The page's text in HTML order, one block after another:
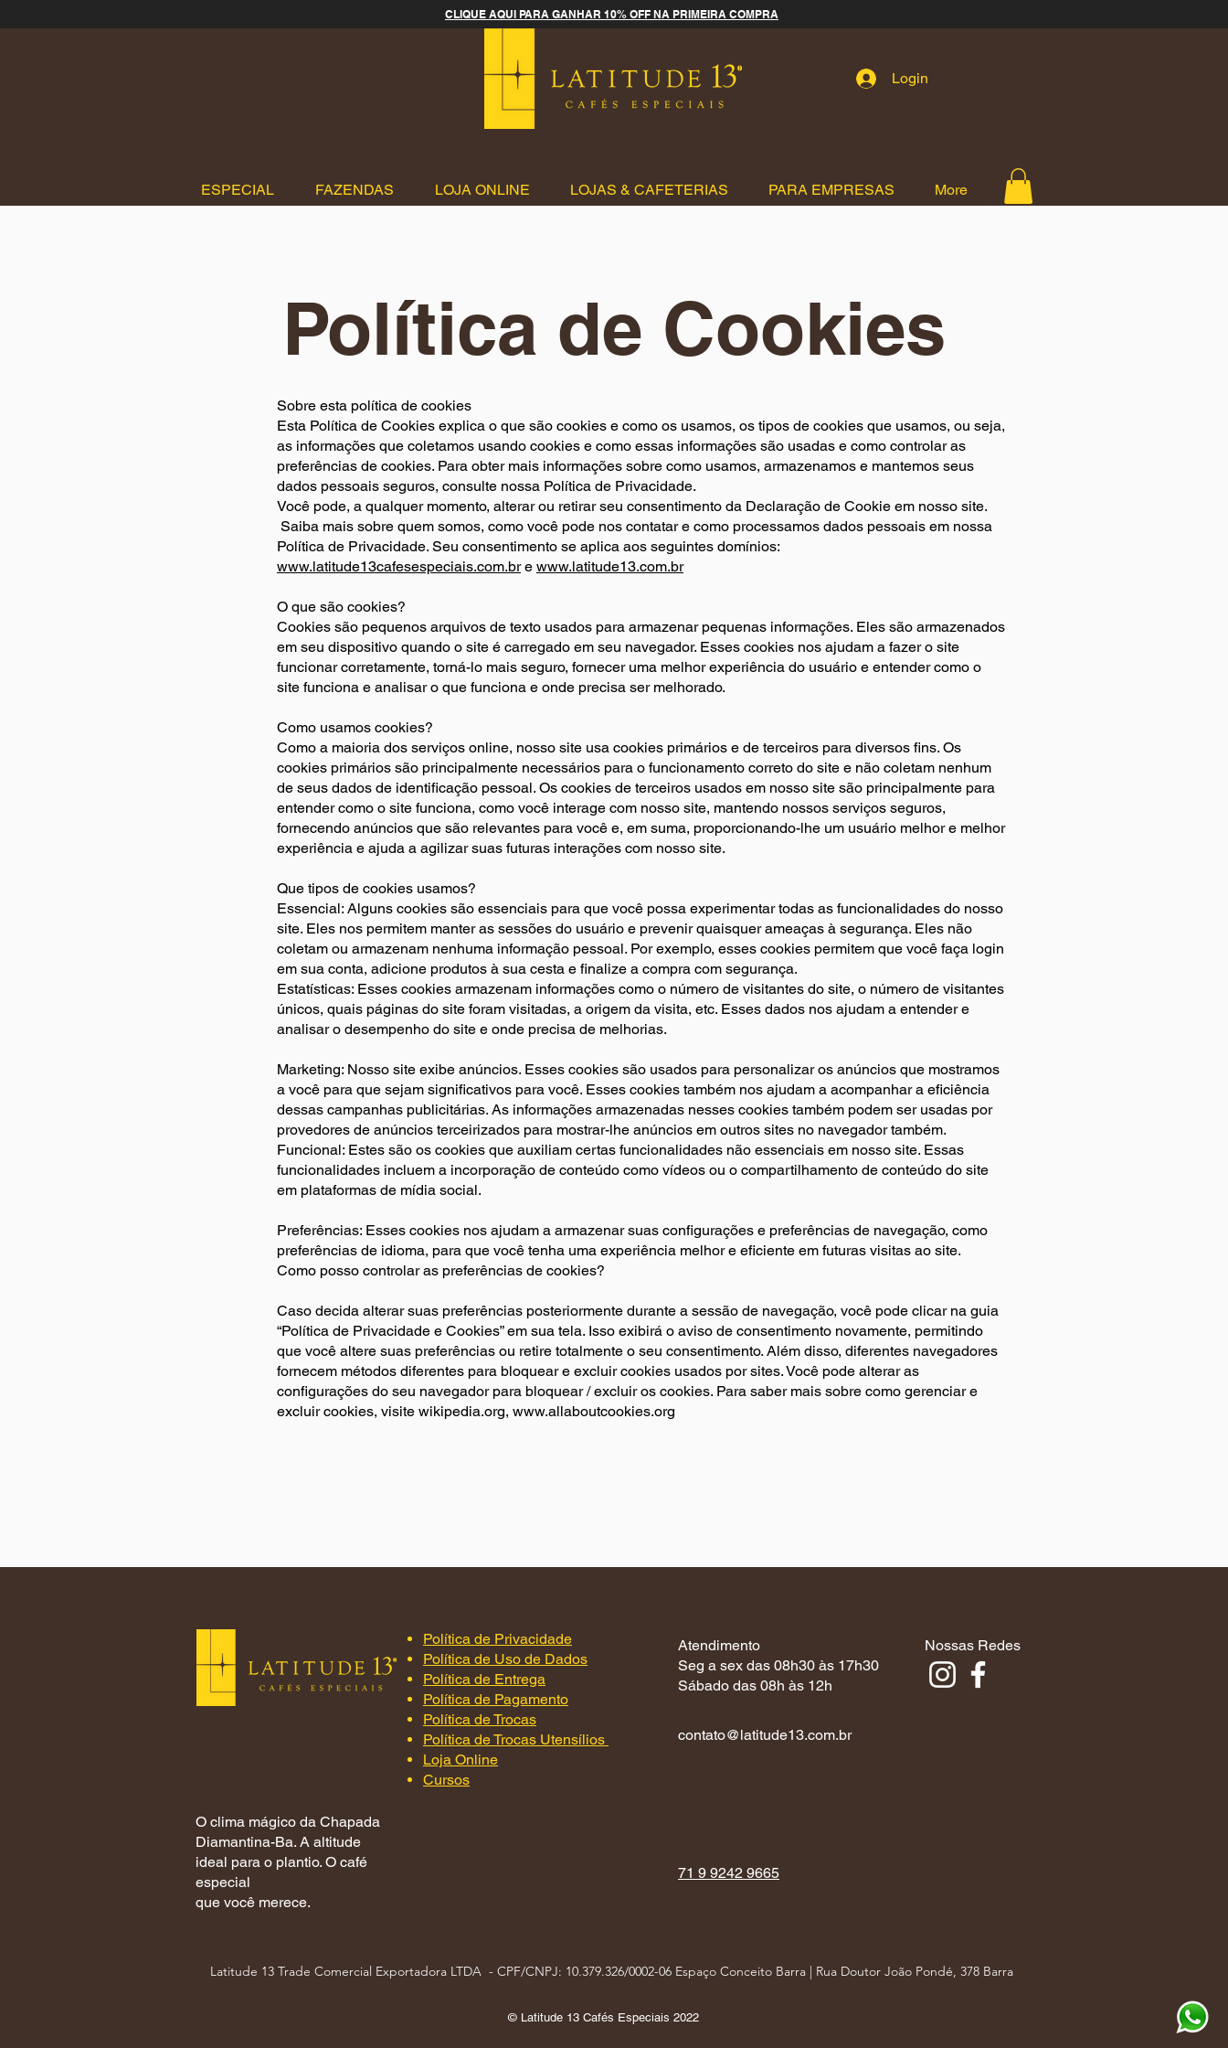
CLIQUE AQUI PARA GANHAR 10% OFF NA PRIMEIRA COMPRA
Login
ESPECIAL FAZENDAS LOJA ONLINE LOJAS & CAFETERIAS PARA EMPRESAS More
Política de Cookies
Sobre esta política de cookies
Esta Política de Cookies explica o que são cookies e como os usamos, os tipos de cookies que usamos, ou seja,
as informações que coletamos usando cookies e como essas informações são usadas e como controlar as
preferências de cookies. Para obter mais informações sobre como usamos, armazenamos e mantemos seus
dados pessoais seguros, consulte nossa Política de Privacidade.
Você pode, a qualquer momento, alterar ou retirar seu consentimento da Declaração de Cookie em nosso site.
Saiba mais sobre quem somos, como você pode nos contatar e como processamos dados pessoais em nossa
Política de Privacidade. Seu consentimento se aplica aos seguintes domínios:
www.latitude13cafesespeciais.com.bre www.latitude13.com.br
O que são cookies?
Cookies são pequenos arquivos de texto usados para armazenar pequenas informações. Eles são armazenados
em seu dispositivo quando o site é carregado em seu navegador. Esses cookies nos ajudam a fazer o site
funcionar corretamente, torná-lo mais seguro, fornecer uma melhor experiência do usuário e entender como o
site funciona e analisar o que funciona e onde precisa ser melhorado.
Como usamos cookies?
Como a maioria dos serviços online, nosso site usa cookies primários e de terceiros para diversos fins. Os
cookies primários são principalmente necessários para o funcionamento correto do site e não coletam nenhum
de seus dados de identificação pessoal. Os cookies de terceiros usados em nosso site são principalmente para
entender como o site funciona, como você interage com nosso site, mantendo nossos serviços seguros,
fornecendo anúncios que são relevantes para você e, em suma, proporcionando-lhe um usuário melhor e melhor
experiência e ajuda a agilizar suas futuras interações com nosso site.
Que tipos de cookies usamos?
Essencial: Alguns cookies são essenciais para que você possa experimentar todas as funcionalidades do nosso
site. Eles nos permitem manter as sessões do usuário e prevenir quaisquer ameaças à segurança. Eles não
coletam ou armazenam nenhuma informação pessoal. Por exemplo, esses cookies permitem que você faça login
em sua conta, adicione produtos à sua cesta e finalize a compra com segurança.
Estatísticas: Esses cookies armazenam informações como o número de visitantes do site, o número de visitantes
únicos, quais páginas do site foram visitadas, a origem da visita, etc. Esses dados nos ajudam a entender e
analisar o desempenho do site e onde precisa de melhorias.
Marketing: Nosso site exibe anúncios. Esses cookies são usados para personalizar os anúncios que mostramos
a você para que sejam significativos para você. Esses cookies também nos ajudam a acompanhar a eficiência
dessas campanhas publicitárias. As informações armazenadas nesses cookies também podem ser usadas por
provedores de anúncios terceirizados para mostrar-lhe anúncios em outros sites no navegador também.
Funcional: Estes são os cookies que auxiliam certas funcionalidades não essenciais em nosso site. Essas
funcionalidades incluem a incorporação de conteúdo como vídeos ou o compartilhamento de conteúdo do site
em plataformas de mídia social.
Preferências: Esses cookies nos ajudam a armazenar suas configurações e preferências de navegação, como
preferências de idioma, para que você tenha uma experiência melhor e eficiente em futuras visitas ao site.
Como posso controlar as preferências de cookies?
Caso decida alterar suas preferências posteriormente durante a sessão de navegação, você pode clicar na guia
“Política de Privacidade e Cookies” em sua tela. Isso exibirá o aviso de consentimento novamente, permitindo
que você altere suas preferências ou retire totalmente o seu consentimento. Além disso, diferentes navegadores
fornecem métodos diferentes para bloquear e excluir cookies usados por sites. Você pode alterar as
configurações do seu navegador para bloquear / excluir os cookies. Para saber mais sobre como gerenciar e
excluir cookies, visite wikipedia.org, www.allaboutcookies.org
O clima mágico da Chapada
Diamantina-Ba. A altitude
ideal para o plantio. O café
especial
que você merece.
Política de Privacidade
Política de Uso de Dados
Política de Entrega
Política de Pagamento
Política de Trocas
Política de Trocas Utensílios
Loja Online
Cursos
Atendimento
Seg a sex das 08h30 às 17h30
Sábado das 08h às 12h
contato@latitude13.com.br
71 9 9242 9665
Nossas Redes
Latitude 13 Trade Comercial Exportadora LTDA - CPF/CNPJ: 10.379.326/0002-06 Espaço Conceito Barra | Rua Doutor João Pondé, 378 Barra
© Latitude 13 Cafés Especiais 2022